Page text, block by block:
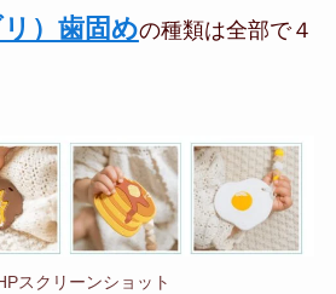
）歯固めの種類は全部で４
スクリーンショット